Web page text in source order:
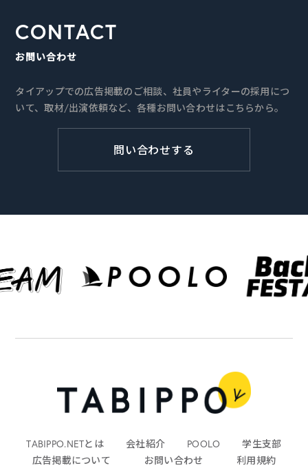
CONTACT
お問い合わせ
タイアップでの広告掲載のご相談、社員やライターの採用につ
いて、取材/出演依頼など、各種お問い合わせはこちらから。
問い合わせする
TABIPPO.NETとは 会社紹介 POOLO
学生支部
広告掲載について
お問い合わせ 利用規約